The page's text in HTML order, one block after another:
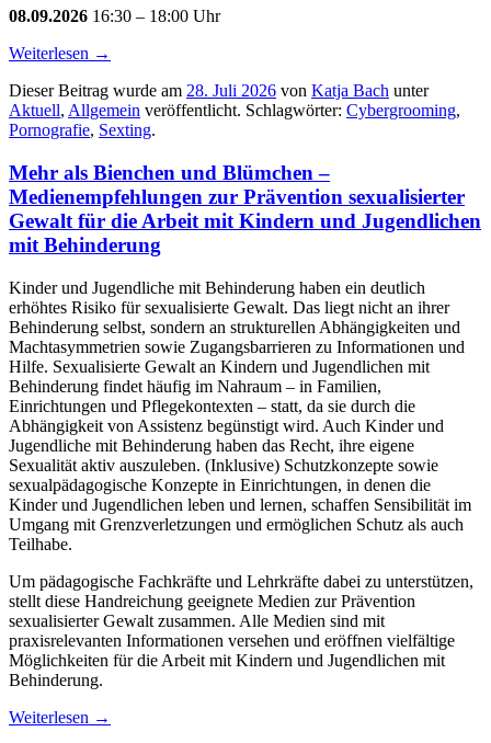
08.09.2026 16:30 – 18:00 Uhr
Weiterlesen →
Dieser Beitrag wurde am 28. Juli 2026 von Katja Bach unter
Aktuell, Allgemein veröffentlicht. Schlagwörter: Cybergrooming,
Pornografie, Sexting.
Mehr als Bienchen und Blümchen –
Medienempfehlungen zur Prävention sexualisierter
Gewalt für die Arbeit mit Kindern und Jugendlichen
mit Behinderung
Kinder und Jugendliche mit Behinderung haben ein deutlich
erhöhtes Risiko für sexualisierte Gewalt. Das liegt nicht an ihrer
Behinderung selbst, sondern an strukturellen Abhängigkeiten und
Machtasymmetrien sowie Zugangsbarrieren zu Informationen und
Hilfe. Sexualisierte Gewalt an Kindern und Jugendlichen mit
Behinderung findet häufig im Nahraum – in Familien,
Einrichtungen und Pflegekontexten – statt, da sie durch die
Abhängigkeit von Assistenz begünstigt wird. Auch Kinder und
Jugendliche mit Behinderung haben das Recht, ihre eigene
Sexualität aktiv auszuleben. (Inklusive) Schutzkonzepte sowie
sexualpädagogische Konzepte in Einrichtungen, in denen die
Kinder und Jugendlichen leben und lernen, schaffen Sensibilität im
Umgang mit Grenzverletzungen und ermöglichen Schutz als auch
Teilhabe.
Um pädagogische Fachkräfte und Lehrkräfte dabei zu unterstützen,
stellt diese Handreichung geeignete Medien zur Prävention
sexualisierter Gewalt zusammen. Alle Medien sind mit
praxisrelevanten Informationen versehen und eröffnen vielfältige
Möglichkeiten für die Arbeit mit Kindern und Jugendlichen mit
Behinderung.
Weiterlesen →